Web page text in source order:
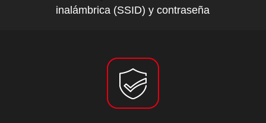
inalámbrica (SSID) y contraseña